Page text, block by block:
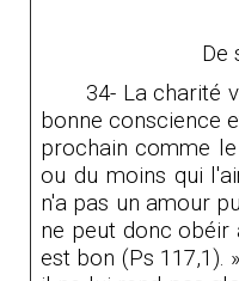
De
34- La charité
bonne conscience
prochain comme
ou du moins qui
n'a pas un amour
ne peut donc obéir
est bon (Ps 117,1).